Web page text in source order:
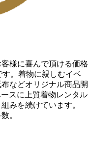
様に喜んで頂ける価格
。着物に親しむイベ
などオリジナル商品開
スに上質着物レンタル
みを続けています。
。